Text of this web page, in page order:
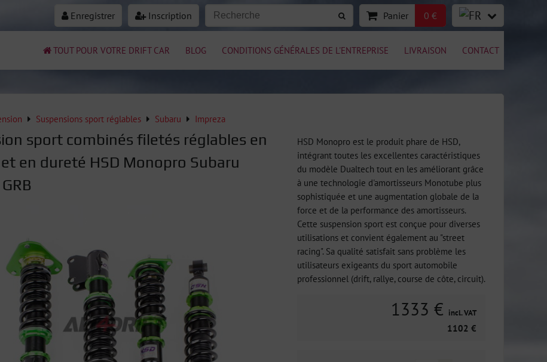
Enregistrer Inscription Panier 0 €
TOUT POUR VOTRE DRIFT CAR BLOG CONDITIONS GÉNÉRALES DE L'ENTREPRISE LIVRAISON CONTACT
Suspensions sport réglables Subaru Impreza
sport combinés filetés réglables en
en dureté HSD Monopro Subaru
HSD Monopro est le produit phare de HSD,
intégrant toutes les excellentes caractéristiques
du modèle Dualtech tout en les améliorant grâce
à une technologie d'amortisseurs Monotube plus
sophistiquée et une augmentation globale de la
force et de la performance des amortisseurs.
Cette suspension sport est conçue pour diverses
utilisations et convient également au "street
racing". Sa qualité satisfait sans problème les
utilisateurs exigeants du sport automobile
professionnel (drift, rallye, course de côte, circuit).
1333 € incl. VAT
1102 €